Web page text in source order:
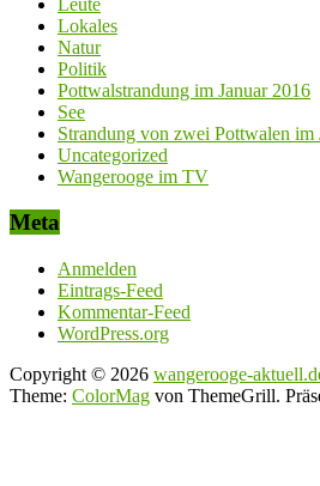
Lokales
Natur
Politik
Pottwalstrandung im Januar 2016
See
Strandung von zwei Pottwalen im
Uncategorized
Wangerooge im TV
Meta
Anmelden
Eintrags-Feed
Kommentar-Feed
WordPress.org
Copyright © 2026 wangerooge-
Theme: ColorMag von ThemeGrill.